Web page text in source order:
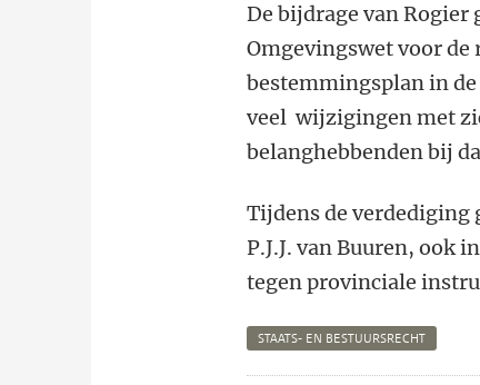
De bijdrage van Rogier
Omgevingswet voor
bestemmingsplan in
veel wijzigingen met
belanghebbenden bij
Tijdens de verdediging
P.J.J. van Buuren, ook
tegen provinciale
STAATS- EN BESTUURSRECHT